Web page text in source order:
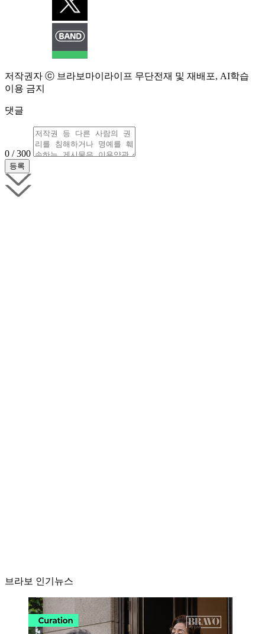
저작권자 ⓒ 브라보마이라이프 무단전재 및 재배포, AI학습
이용 금지
댓글
0 / 300
브라보 인기뉴스